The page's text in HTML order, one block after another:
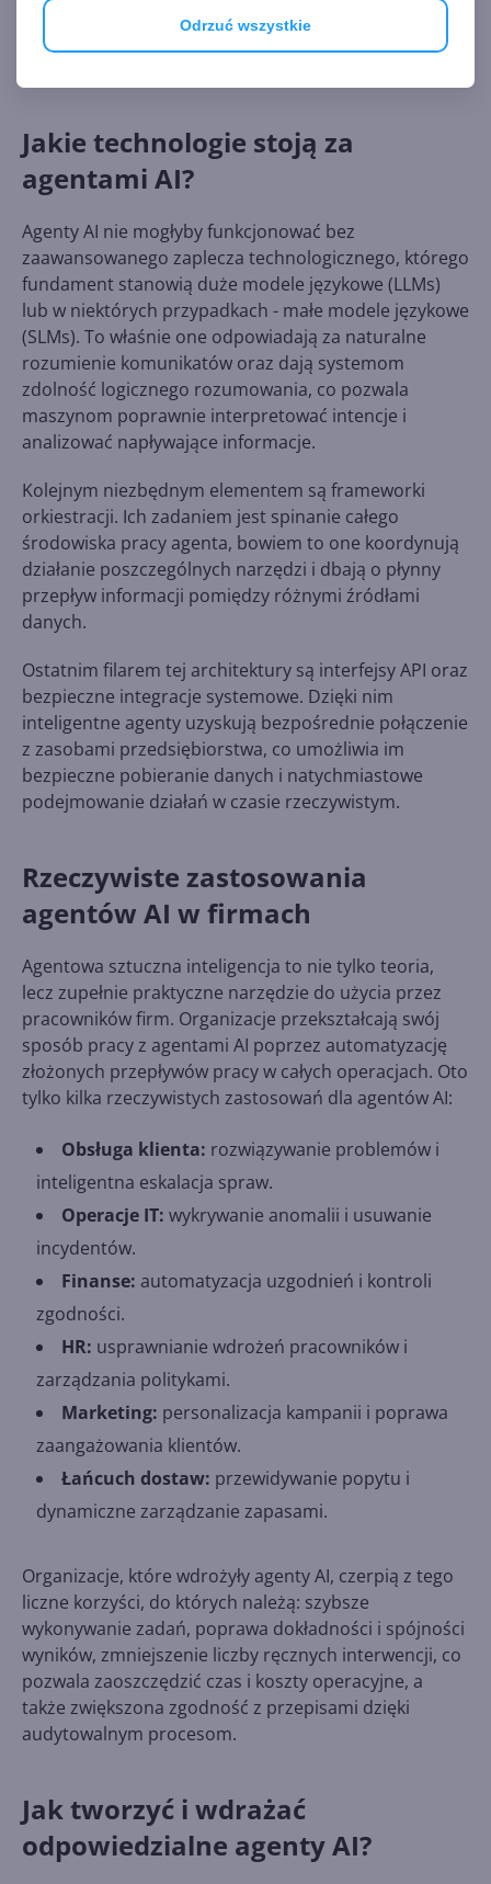
Odrzuć wszystkie
autonomicznym agentom na radzenie sobie ze
scenariuszami, które wcześniej wymagały ludzkiego
Jakie technologie stoją za
agentami AI?
Agenty AI nie mogłyby funkcjonować bez
zaawansowanego zaplecza technologicznego, którego
fundament stanowią duże modele językowe (LLMs)
lub w niektórych przypadkach - małe modele językowe
(SLMs). To właśnie one odpowiadają za naturalne
rozumienie komunikatów oraz dają systemom
zdolność logicznego rozumowania, co pozwala
maszynom poprawnie interpretować intencje i
analizować napływające informacje.
Kolejnym niezbędnym elementem są frameworki
orkiestracji. Ich zadaniem jest spinanie całego
środowiska pracy agenta, bowiem to one koordynują
działanie poszczególnych narzędzi i dbają o płynny
przepływ informacji pomiędzy różnymi źródłami
danych.
Ostatnim filarem tej architektury są interfejsy API oraz
bezpieczne integracje systemowe. Dzięki nim
inteligentne agenty uzyskują bezpośrednie połączenie
z zasobami przedsiębiorstwa, co umożliwia im
bezpieczne pobieranie danych i natychmiastowe
podejmowanie działań w czasie rzeczywistym.
Rzeczywiste zastosowania
agentów AI w firmach
Agentowa sztuczna inteligencja to nie tylko teoria,
lecz zupełnie praktyczne narzędzie do użycia przez
pracowników firm. Organizacje przekształcają swój
sposób pracy z agentami AI poprzez automatyzację
złożonych przepływów pracy w całych operacjach. Oto
tylko kilka rzeczywistych zastosowań dla agentów AI:
Obsługa klienta: rozwiązywanie problemów i
inteligentna eskalacja spraw.
Operacje IT: wykrywanie anomalii i usuwanie
incydentów.
Finanse: automatyzacja uzgodnień i kontroli
zgodności.
HR: usprawnianie wdrożeń pracowników i
zarządzania politykami.
Marketing: personalizacja kampanii i poprawa
zaangażowania klientów.
Łańcuch dostaw: przewidywanie popytu i
dynamiczne zarządzanie zapasami.
Organizacje, które wdrożyły agenty AI, czerpią z tego
liczne korzyści, do których należą: szybsze
wykonywanie zadań, poprawa dokładności i spójności
wyników, zmniejszenie liczby ręcznych interwencji, co
pozwala zaoszczędzić czas i koszty operacyjne, a
także zwiększona zgodność z przepisami dzięki
audytowalnym procesom.
Jak tworzyć i wdrażać
odpowiedzialne agenty AI?